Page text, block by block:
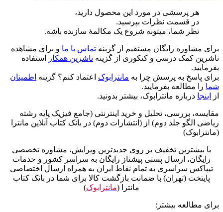
هر پرسشی در مورد این محصول دارید،
در قسمت نظرات بپرسید.
نظر شما، میتونه شروع یک مکالمۀ سازنده باشه.
برای مشاوره رایگان مستقیم از گزینه تماس با ما و برای مشاهده
ناشرین کمک درسی و کنکوری از گزینه ناشرین همکار
استفاده
بفرمایید.
برای پاسخ به پرسش چرا به مانترابوک اعتماد کنم؟ گزینه اطمینان
شما را مطالعه بفرمایید.
از
اینجا درباره مانترابوک، بیشتر بدونید.
مقایسه، بررسی، تحلیل و خرید اینترنتی (جامع فیزیک پایه رشته
ریاضی الگو جلد دوم) از (انتشارات دوم) در بانک کتاب آنلاین مانترا
(مانترابوک)
با بیشترین تخفیف بر روی جدیدترین ویرایش، مشاوره تخصصی
رایگان، ارسال پستی پیشتاز رایگان به سراسر کشور و خدمات
تیپاکس سراسری به تمام نقاط ایران به همراه ارسال اختصاصی
پایتخت (تهران) با ضمانت بازگشت کالا برای شما در بانک کتاب
مانترا (مانترابوک)
برای مطالعه بیشتر: